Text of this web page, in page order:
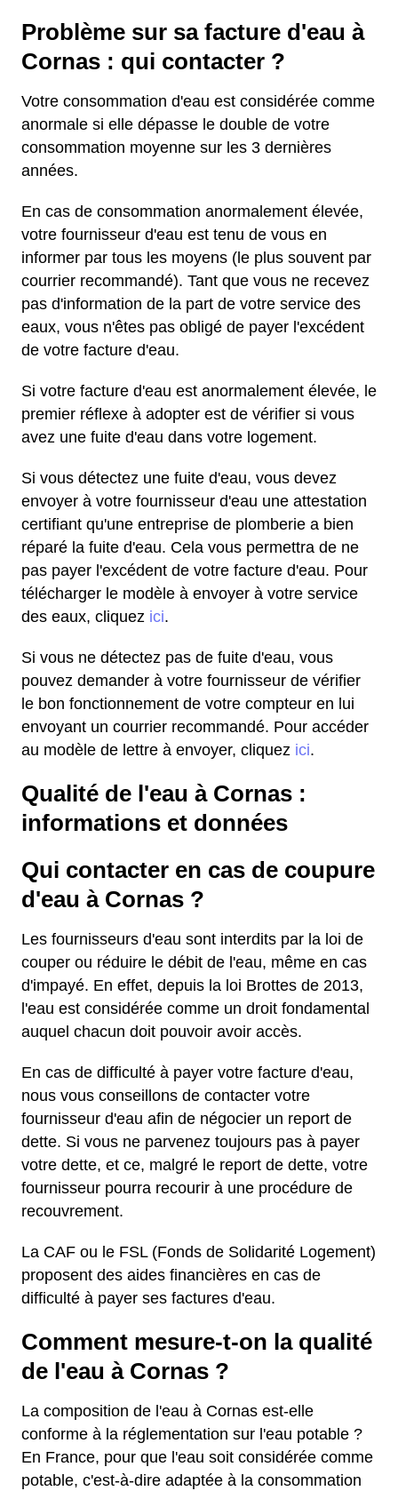
Problème sur sa facture d'eau à
Cornas : qui contacter ?
Votre consommation d'eau est considérée comme
anormale si elle dépasse le double de votre
consommation moyenne sur les 3 dernières
années.
En cas de consommation anormalement élevée,
votre fournisseur d'eau est tenu de vous en
informer par tous les moyens (le plus souvent par
courrier recommandé). Tant que vous ne recevez
pas d'information de la part de votre service des
eaux, vous n'êtes pas obligé de payer l'excédent
de votre facture d'eau.
Si votre facture d'eau est anormalement élevée, le
premier réflexe à adopter est de vérifier si vous
avez une fuite d'eau dans votre logement.
Si vous détectez une fuite d'eau, vous devez
envoyer à votre fournisseur d'eau une attestation
certifiant qu'une entreprise de plomberie a bien
réparé la fuite d'eau. Cela vous permettra de ne
pas payer l'excédent de votre facture d'eau. Pour
télécharger le modèle à envoyer à votre service
des eaux, cliquez ici.
Si vous ne détectez pas de fuite d'eau, vous
pouvez demander à votre fournisseur de vérifier
le bon fonctionnement de votre compteur en lui
envoyant un courrier recommandé. Pour accéder
au modèle de lettre à envoyer, cliquez ici.
Qualité de l'eau à Cornas :
informations et données
Qui contacter en cas de coupure
d'eau à Cornas ?
Les fournisseurs d'eau sont interdits par la loi de
couper ou réduire le débit de l'eau, même en cas
d'impayé. En effet, depuis la loi Brottes de 2013,
l'eau est considérée comme un droit fondamental
auquel chacun doit pouvoir avoir accès.
En cas de difficulté à payer votre facture d'eau,
nous vous conseillons de contacter votre
fournisseur d'eau afin de négocier un report de
dette. Si vous ne parvenez toujours pas à payer
votre dette, et ce, malgré le report de dette, votre
fournisseur pourra recourir à une procédure de
recouvrement.
La CAF ou le FSL (Fonds de Solidarité Logement)
proposent des aides financières en cas de
difficulté à payer ses factures d'eau.
Comment mesure-t-on la qualité
de l'eau à Cornas ?
La composition de l'eau à Cornas est-elle
conforme à la réglementation sur l'eau potable ?
En France, pour que l'eau soit considérée comme
potable, c'est-à-dire adaptée à la consommation